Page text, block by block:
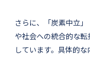
さらに、「炭素中立
や社会への統合的な
しています。具体的な